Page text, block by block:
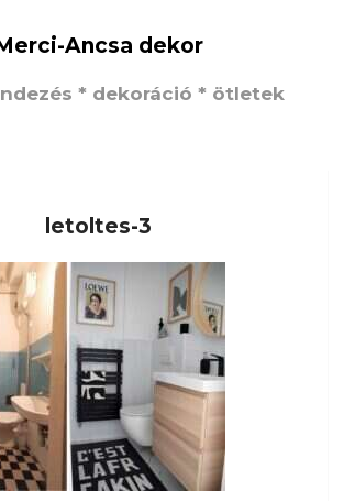
Ancsa dekor
* dekoráció * ötletek
letoltes-3